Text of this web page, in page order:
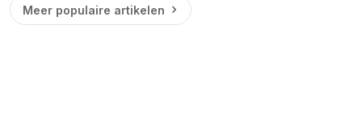
Meer populaire artikelen